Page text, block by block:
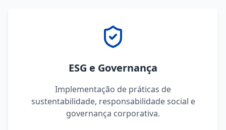
ESG e Governança
Implementação de práticas de
sustentabilidade, responsabilidade social e
governança corporativa.